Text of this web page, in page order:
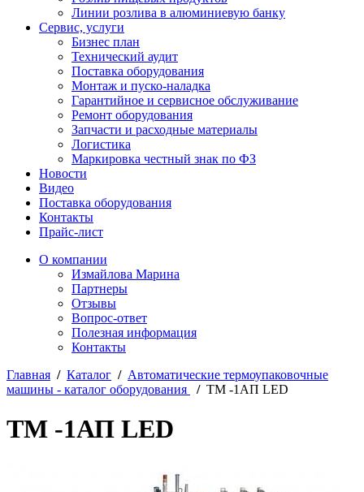
Линии розлива в алюминиевую банку
Сервис, услуги
Бизнес план
Технический аудит
Поставка оборудования
Монтаж и пуско-наладка
Гарантийное и сервисное обслуживание
Ремонт оборудования
Запчасти и расходные материалы
Логистика
Маркировка честный знак по ФЗ
Новости
Видео
Поставка оборудования
Контакты
Прайс-лист
О компании
Измайлова Марина
Партнеры
Отзывы
Вопрос-ответ
Полезная информация
Контакты
Главная / Каталог / Автоматические термоупаковочные
машины - каталог оборудования
/ ТМ -1АП LED
ТМ -1АП LED